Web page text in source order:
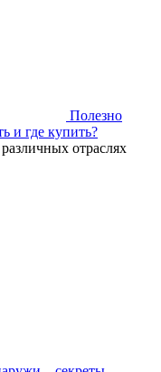
Полезно
и где купить?
отраслях